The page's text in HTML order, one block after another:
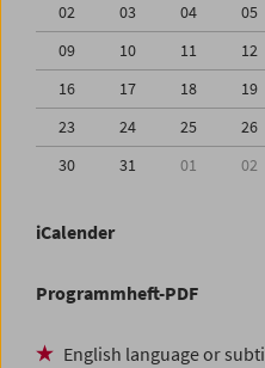
02
03 04 05
09
10 11 12
16
17 18 19
23
24 25 26
30
31 01 02
iCalender
Programmheft-PDF
English language or